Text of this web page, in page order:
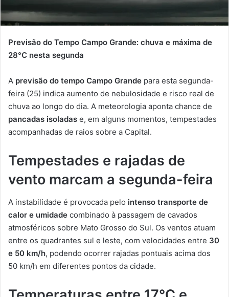
Previsão do Tempo Campo Grande: chuva e máxima de
28°C nesta segunda
A previsão do tempo Campo Grande para esta segunda-
feira (25) indica aumento de nebulosidade e risco real de
chuva ao longo do dia. A meteorologia aponta chance de
pancadas isoladas e, em alguns momentos, tempestades
acompanhadas de raios sobre a Capital.
Tempestades e rajadas de
vento marcam a segunda-feira
A instabilidade é provocada pelo intenso transporte de
calor e umidade combinado à passagem de cavados
atmosféricos sobre Mato Grosso do Sul. Os ventos atuam
entre os quadrantes sul e leste, com velocidades entre 30
e 50 km/h, podendo ocorrer rajadas pontuais acima dos
50 km/h em diferentes pontos da cidade.